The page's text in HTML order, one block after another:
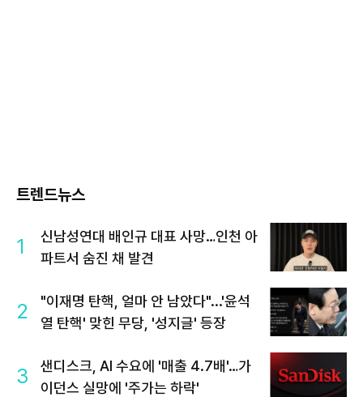
트렌드뉴스
1
신남성연대 배인규 대표 사망…인천 아
파트서 숨진 채 발견
2
"이재명 탄핵, 얼마 안 남았다"...'윤석
열 탄핵' 맞힌 무당, '성지글' 등장
3
샌디스크, AI 수요에 '매출 4.7배'…가
이던스 실망에 '주가는 하락'